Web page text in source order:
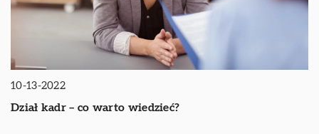
10-13-2022
Dział kadr – co warto wiedzieć?